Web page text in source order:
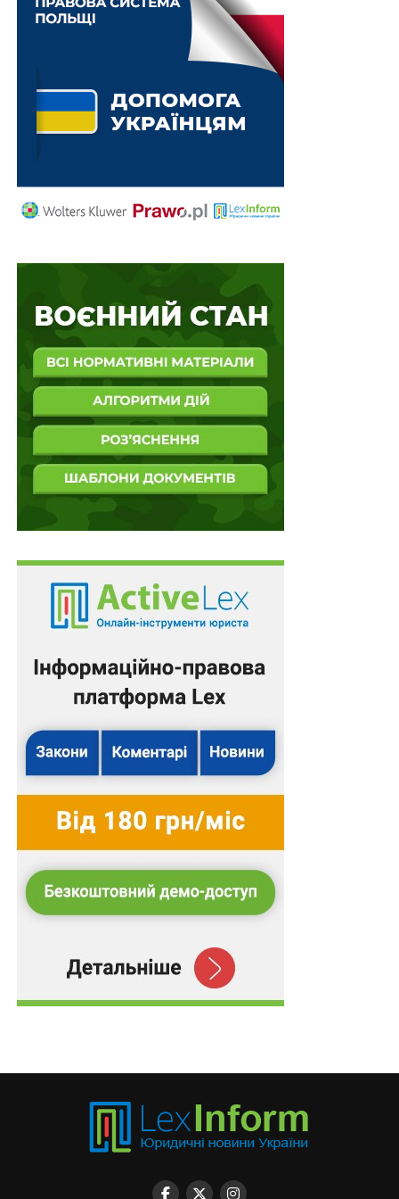
грудня 2011 р.№ 17-рп/2011визначено, що держава
може встановленням відповідних процесуальних
строків, обмежувати строк звернення до суду, що не
впливає на зміст та обсяг конституційного права на
судовий захист і доступ до правосуддя.
Верховний Суд зробив висновок, що позивач не навів
від волі позивача, обставин, які б зумовили
поважність пропуску встановленого процесуальним
Підготував Леонід Лазебний
Повний текст рішення
Схожі статті:
Стягнення простроченого податкового боргу за
кредитами, залученими під державні гарантії,
Суд може вийти за межі доводів та вимог
апеляційної скарги в разі встановлення
порушення…
Віднесення населеного пункту до переліку
тимчасово окупованій території Мінреінтеграції
При визначенні строку на оскарження
податкового повідомлення-рішення під час
воєнного стану…
Відсутність відомостей про те, на якому саме
пристрої здійснювався відеозапис не є
підставою…
НАСТУПНА
Для встановлення права спільної сумісної
період оплати, а не дата укладення договору
інвестування
Звернення прокурора до суду: критерій